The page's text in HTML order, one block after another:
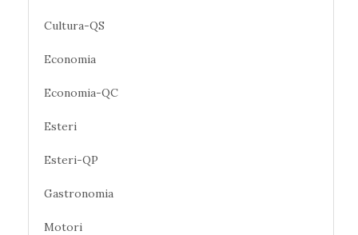
Cultura-QS
Economia
Economia-QC
Esteri
Esteri-QP
Gastronomia
Motori